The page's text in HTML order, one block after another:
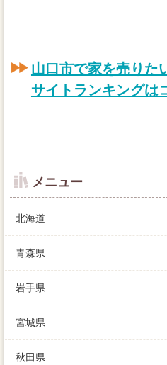
山口市で家を売りた
サイトランキングは
きないのは明らかで、業者
が事故物件な価格を除いて
そうなのかを比較できるよ
メニュー
北海道
青森県
岩手県
宮城県
秋田県